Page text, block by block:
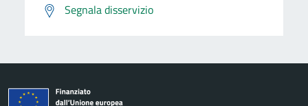
Segnala disservizio